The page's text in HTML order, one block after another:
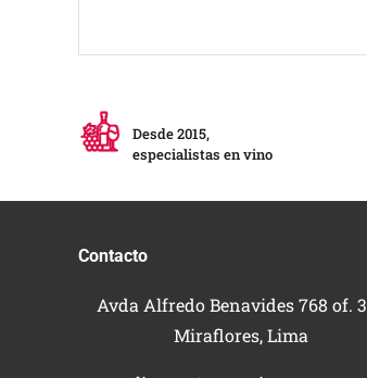
Desde 2015,
especialistas en vino
Contacto
Avda Alfredo Benavides 768 of.
Miraflores, Lima